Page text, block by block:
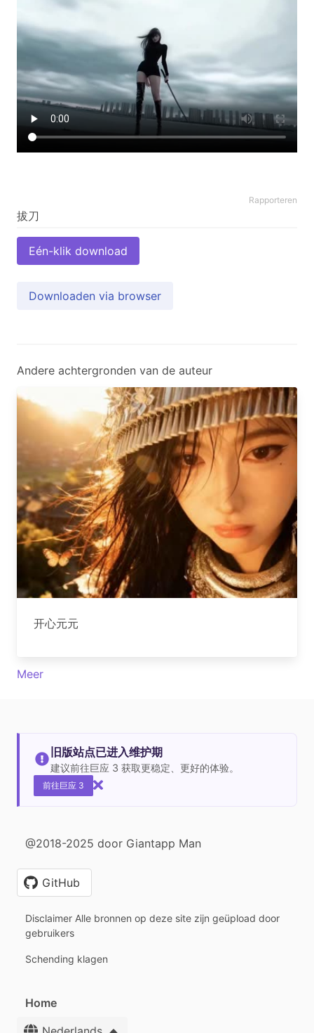
Rapporteren
Eén-klik download
Downloaden via browser
Andere achtergronden van de auteur
开心元元
Meer
旧版站点已进入维护期
建议前往巨应 3 获取更稳定、更好的体验。
前往巨应 3
@2018-2025 door Giantapp Man
GitHub
Disclaimer Alle bronnen op deze site zijn geüpload door
gebruikers
Schending klagen
Home